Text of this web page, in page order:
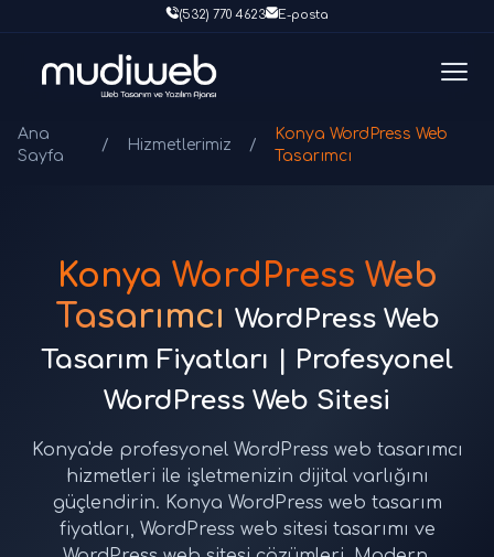
(532) 770 4623 E-posta
Ana
Sayfa
/ Hizmetlerimiz /
Konya WordPress Web
Tasarımcı
Konya WordPress Web
Tasarımcı WordPress Web
Tasarım Fiyatları | Profesyonel
WordPress Web Sitesi
Konya'de profesyonel WordPress web tasarımcı
hizmetleri ile işletmenizin dijital varlığını
güçlendirin. Konya WordPress web tasarım
fiyatları, WordPress web sitesi tasarımı ve